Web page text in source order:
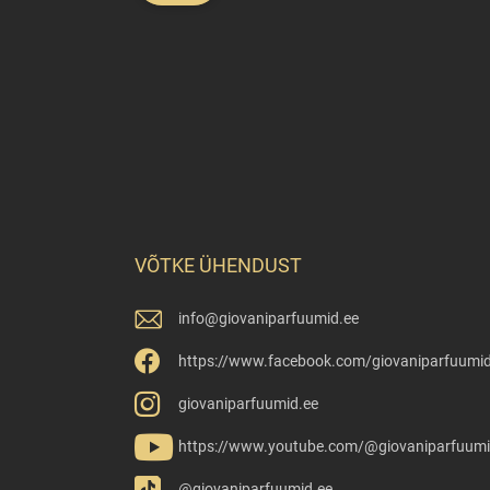
VÕTKE ÜHENDUST
info@giovaniparfuumid.ee
https://www.facebook.com/
giovaniparfuumid.ee
https://www.youtube.com/